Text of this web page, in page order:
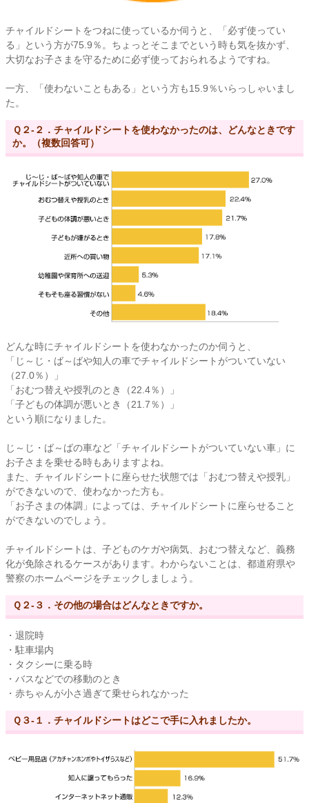
チャイルドシートをつねに使っているか伺うと、「必ず使ってい
る」という方が75.9％。ちょっとそこまでという時も気を抜かず、
大切なお子さまを守るために必ず使っておられるようですね。
一方、「使わないこともある」という方も15.9％いらっしゃいまし
た。
Ｑ２-２．チャイルドシートを使わなかったのは、どんなときです
か。（複数回答可）
どんな時にチャイルドシートを使わなかったのか伺うと、
「じ～じ・ば～ばや知人の車でチャイルドシートがついていない
（27.0％）」
「おむつ替えや授乳のとき（22.4％）」
「子どもの体調が悪いとき（21.7％）」
という順になりました。
じ～じ・ば～ばの車など「チャイルドシートがついていない車」に
お子さまを乗せる時もありますよね。
また、チャイルドシートに座らせた状態では「おむつ替えや授乳」
ができないので、使わなかった方も。
「お子さまの体調」によっては、チャイルドシートに座らせること
ができないのでしょう。
チャイルドシートは、子どものケガや病気、おむつ替えなど、義務
化が免除されるケースがあります。わからないことは、都道府県や
警察のホームページをチェックしましょう。
Ｑ２-３．その他の場合はどんなときですか。
・退院時
・駐車場内
・タクシーに乗る時
・バスなどでの移動のとき
・赤ちゃんが小さ過ぎて乗せられなかった
Ｑ３-１．チャイルドシートはどこで手に入れましたか。